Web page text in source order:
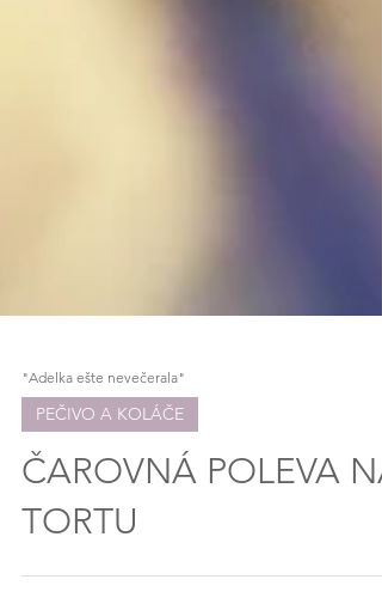
"Adelka ešte nevečerala"
PEČIVO A KOLÁČE
ČAROVNÁ POLEVA NA